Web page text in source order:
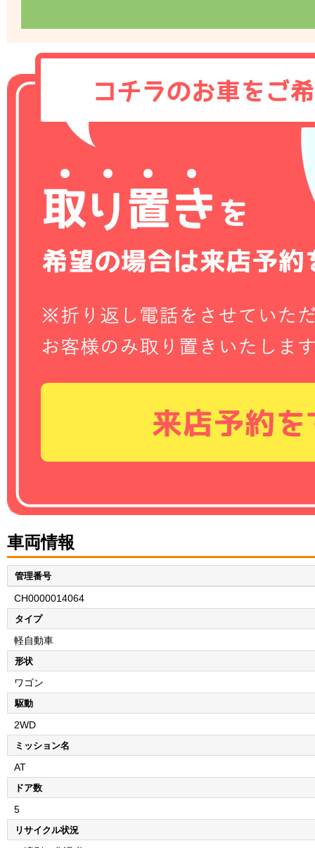
車両情報
管理番号
CH0000014064
タイプ
軽自動車
形状
ワゴン
駆動
2WD
ミッション名
AT
ドア数
5
リサイクル状況